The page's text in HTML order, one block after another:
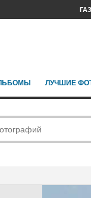
ЛУЧШИЕ